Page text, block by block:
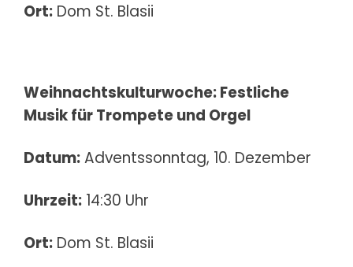
Ort: Dom St. Blasii
Weihnachtskulturwoche: Festliche
Musik für Trompete und Orgel
Datum:Adventssonntag, 10. Dezember
Uhrzeit: 14:30 Uhr
Ort: Dom St. Blasii